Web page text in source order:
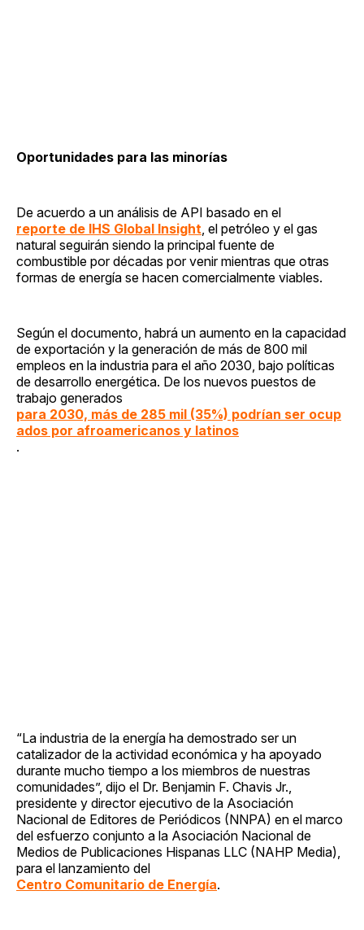
Oportunidades para las minorías
De acuerdo a un análisis de API basado en el
reporte de IHS Global Insight , el petróleo y el gas
natural seguirán siendo la principal fuente de
combustible por décadas por venir mientras que otras
formas de energía se hacen comercialmente viables.
Según el documento, habrá un aumento en la capacidad
de exportación y la generación de más de 800 mil
empleos en la industria para el año 2030, bajo políticas
de desarrollo energética. De los nuevos puestos de
trabajo generados
para 2030, más de 285 mil (35%) podrían ser ocup
ados por afroamericanos y latinos
.
“La industria de la energía ha demostrado ser un
catalizador de la actividad económica y ha apoyado
durante mucho tiempo a los miembros de nuestras
comunidades”, dijo el Dr. Benjamin F. Chavis Jr.,
presidente y director ejecutivo de la Asociación
Nacional de Editores de Periódicos (NNPA) en el marco
del esfuerzo conjunto a la Asociación Nacional de
Medios de Publicaciones Hispanas LLC (NAHP Media),
para el lanzamiento del
Centro Comunitario de Energía.